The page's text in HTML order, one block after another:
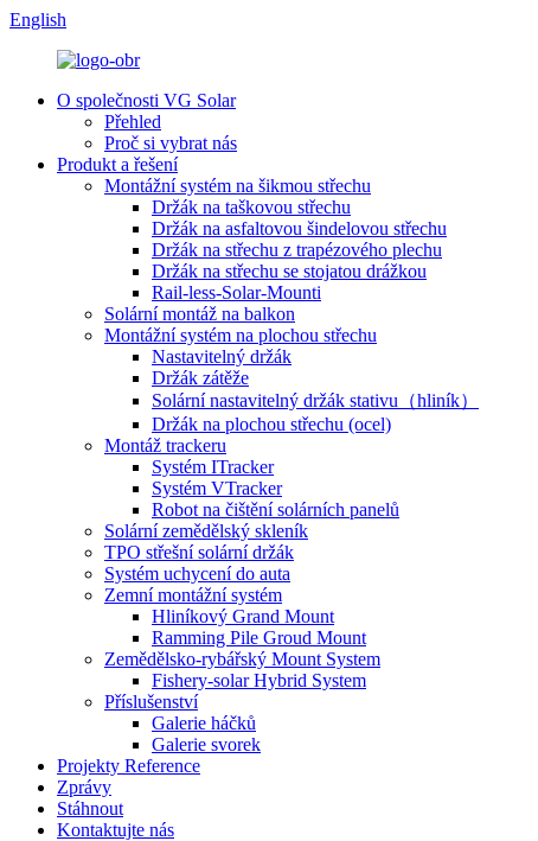
English
O společnosti VG Solar
Přehled
Proč si vybrat nás
Produkt a řešení
Montážní systém na šikmou střechu
Držák na taškovou střechu
Držák na asfaltovou šindelovou střechu
Držák na střechu z trapézového plechu
Držák na střechu se stojatou drážkou
Rail-less-Solar-Mounti
Solární montáž na balkon
Montážní systém na plochou střechu
Nastavitelný držák
Držák zátěže
Solární nastavitelný držák stativu（hliník）
Držák na plochou střechu (ocel)
Montáž trackeru
Systém ITracker
Systém VTracker
Robot na čištění solárních panelů
Solární zemědělský skleník
TPO střešní solární držák
Systém uchycení do auta
Zemní montážní systém
Hliníkový Grand Mount
Ramming Pile Groud Mount
Zemědělsko-rybářský Mount System
Fishery-solar Hybrid System
Příslušenství
Galerie háčků
Galerie svorek
Projekty Reference
Zprávy
Stáhnout
Kontaktujte nás